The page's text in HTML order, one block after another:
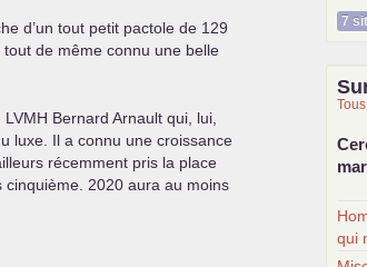
d’un tout petit pactole de 129
de même connu une belle
LVMH Bernard Arnault qui, lui,
luxe. Il a connu une croissance
récemment pris la place
2020 aura au moins
7
qui